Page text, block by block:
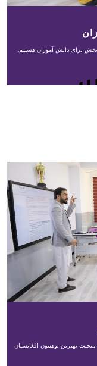
بخش برای دانش آموزان هستیم.
بهترین پوهنتون افغانستان